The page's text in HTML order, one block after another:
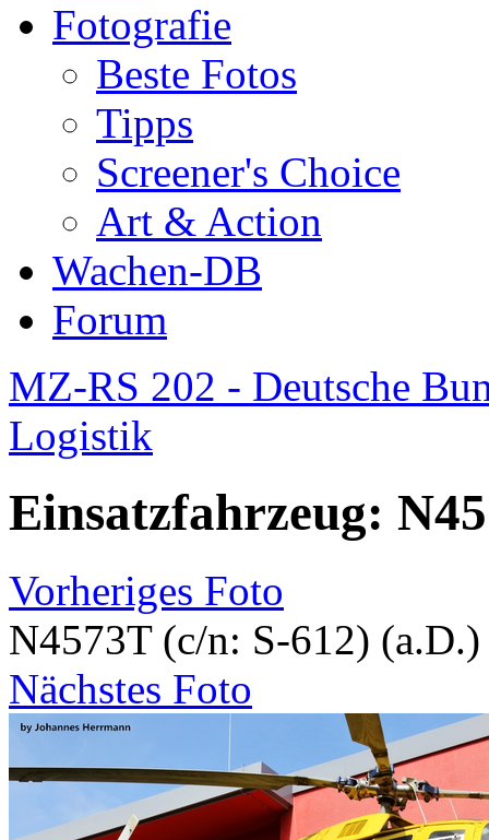
Fotografie
Beste Fotos
Tipps
Screener's Choice
Art & Action
Wachen-DB
Forum
MZ-RS 202 - Deutsche
Logistik
Einsatzfahrzeug:
Vorheriges Foto
N4573T (c/n: S-612) (a.D.)
Nächstes Foto